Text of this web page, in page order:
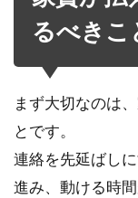
るべきこ
まず大切なのは
とです。
連絡を先延ばし
進み、動ける時